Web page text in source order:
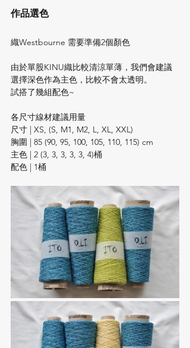
作品選色
織Westbourne 需要準備2個顏色
由於單股KINU織比較清涼單薄，我們會建議
選擇深色作為主色，比較不會太透明。
試搭了幾組配色~
各尺寸線材建議用量
尺寸 | XS, (S, M1, M2, L, XL, XXL)
胸圍 | 85 (90, 95, 100, 105, 110, 115) cm
主色 | 2 (3, 3, 3, 3, 3, 4)桶
配色 | 1桶